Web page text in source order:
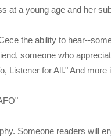
at a young age and her
the ability to hear--
someone who
Listener for All." And
Someone readers will